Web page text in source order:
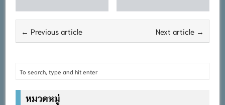
← Previous article Next article →
หมวดหมู่